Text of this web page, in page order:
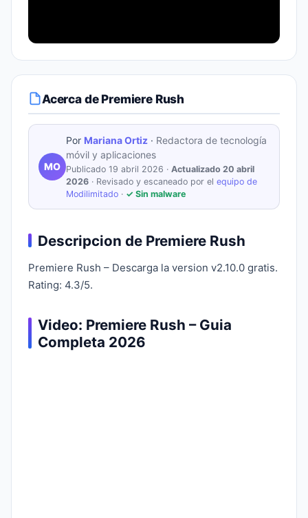
Acerca de Premiere Rush
MO
Por Mariana Ortiz · Redactora de tecnología
móvil y aplicaciones
Publicado 19 abril 2026 · Actualizado 20 abril
2026 · Revisado y escaneado por el equipo de
Modilimitado · ✓ Sin malware
Descripcion de Premiere Rush
Premiere Rush – Descarga la version v2.10.0 gratis.
Rating: 4.3/5.
Video: Premiere Rush – Guia
Completa 2026